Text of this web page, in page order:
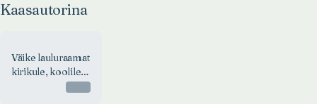
Kaasautorina
Väike lauluraamat
kirikule, koolile